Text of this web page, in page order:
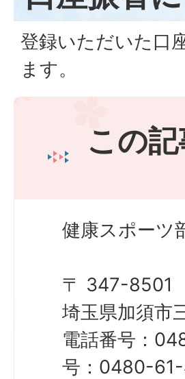
登録いただいた口
ます。
この
健康スポーツ
〒 347-8501
埼玉県加須市
電話番号：
号：0480-